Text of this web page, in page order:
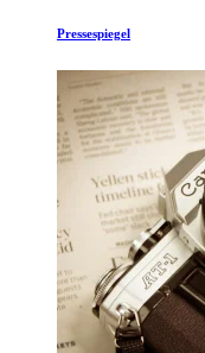
Pressespiegel